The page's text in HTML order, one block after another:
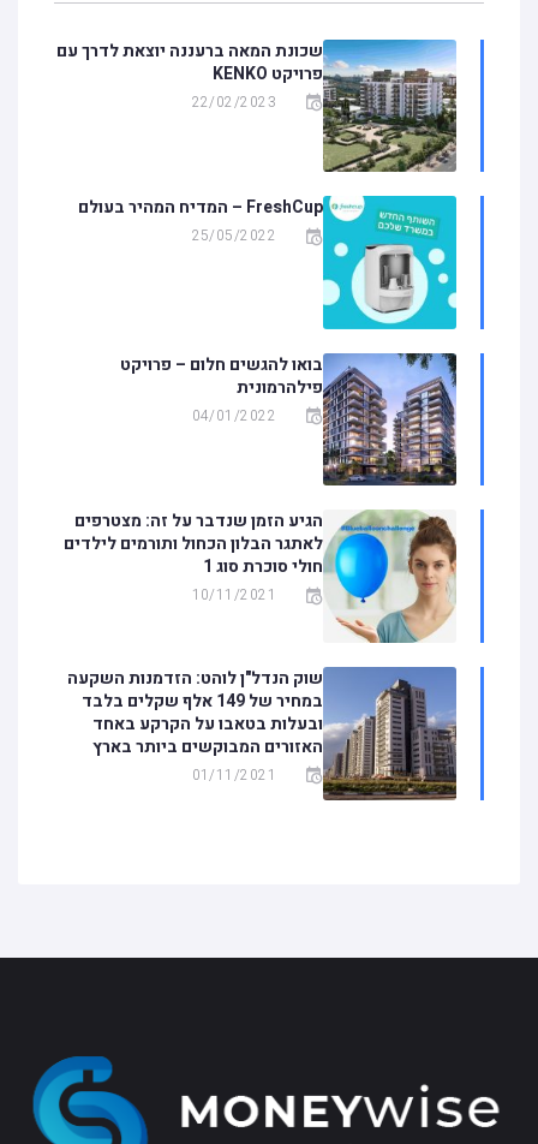
שכונת המאה ברעננה יוצאת לדרך עם
פרויקט KENKO
22/02/2023
FreshCup – המדיח המהיר בעולם
25/05/2022
בואו להגשים חלום – פרויקט
פילהרמונית
04/01/2022
הגיע הזמן שנדבר על זה: מצטרפים
לאתגר הבלון הכחול ותורמים לילדים
חולי סוכרת סוג 1
10/11/2021
שוק הנדל"ן לוהט: הזדמנות השקעה
במחיר של 149 אלף שקלים בלבד
ובעלות בטאבו על הקרקע באחד
האזורים המבוקשים ביותר בארץ
01/11/2021